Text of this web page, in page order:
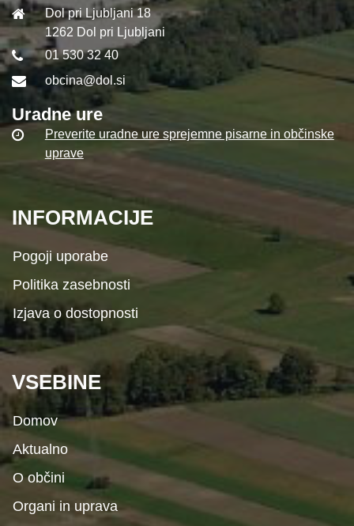
Dol pri Ljubljani 18
1262 Dol pri Ljubljani
01 530 32 40
obcina@dol.si
Uradne ure
Preverite uradne ure sprejemne pisarne in občinske
uprave
INFORMACIJE
Pogoji uporabe
Politika zasebnosti
Izjava o dostopnosti
VSEBINE
Domov
Aktualno
O občini
Organi in uprava